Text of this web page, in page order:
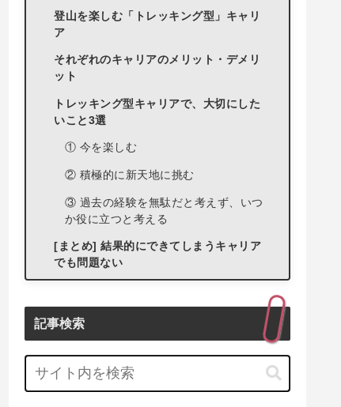
登山を楽しむ「トレッキング型」キャリ
ア
それぞれのキャリアのメリット・デメリ
ット
トレッキング型キャリアで、大切にした
いこと3選
① 今を楽しむ
② 積極的に新天地に挑む
③ 過去の経験を無駄だと考えず、いつ
か役に立つと考える
[まとめ] 結果的にできてしまうキャリア
でも問題ない
記事検索